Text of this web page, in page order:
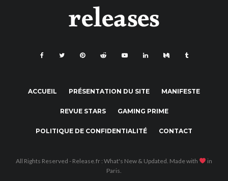
ACCUEIL PRÉSENTATION DU SITE MANIFESTE
REVUE STARS GAMING PRIME
POLITIQUE DE CONFIDENTIALITÉ CONTACT
All Rights Reserved - Release.fr : What's New & Updated. Made with
in
Paris.